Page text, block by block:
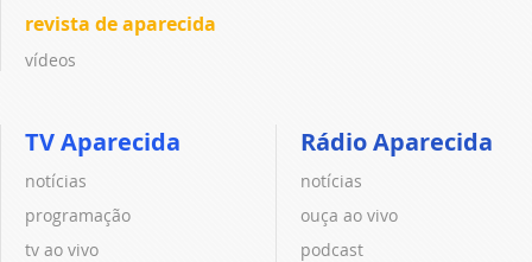
revista de aparecida
vídeos
TV Aparecida
notícias
programação
tv ao vivo
Rádio Aparecida
notícias
ouça ao vivo
podcast